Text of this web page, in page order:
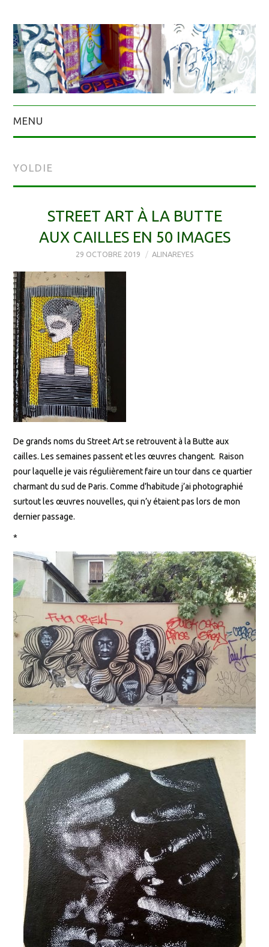
MENU
YOLDIE
STREET ART À LA BUTTE
AUX CAILLES EN 50 IMAGES
29 OCTOBRE 2019 ALINAREYES
De grands noms du Street Art se retrouvent à la Butte aux
cailles. Les semaines passent et les œuvres changent. Raison
pour laquelle je vais régulièrement faire un tour dans ce quartier
charmant du sud de Paris. Comme d’habitude j’ai photographié
surtout les œuvres nouvelles, qui n’y étaient pas lors de mon
dernier passage.
*